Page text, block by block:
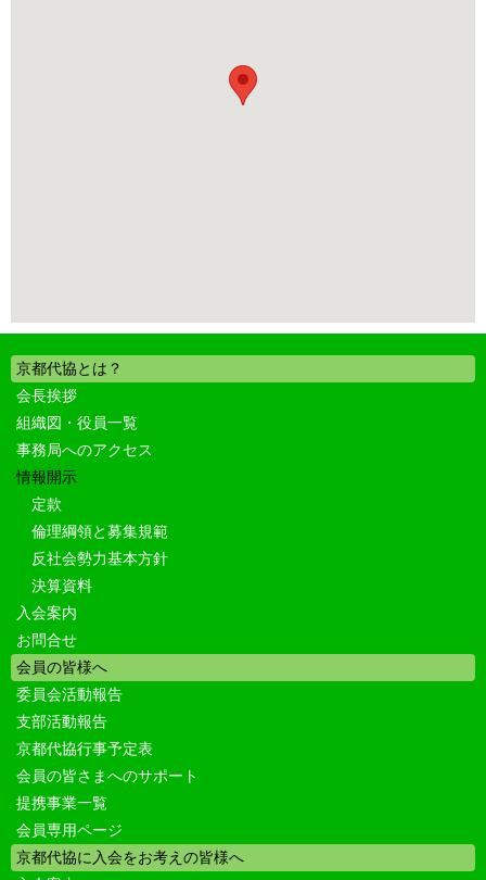
京都代協とは？
会長挨拶
組織図・役員一覧
事務局へのアクセス
情報開示
定款
倫理綱領と募集規範
反社会勢力基本方針
決算資料
入会案内
お問合せ
会員の皆様へ
委員会活動報告
支部活動報告
京都代協行事予定表
会員の皆さまへのサポート
提携事業一覧
会員専用ページ
京都代協に入会をお考えの皆様へ